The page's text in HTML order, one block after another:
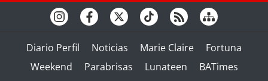
Diario Perfil Noticias Marie Claire
Fortuna
Weekend
Parabrisas Lunateen BATimes